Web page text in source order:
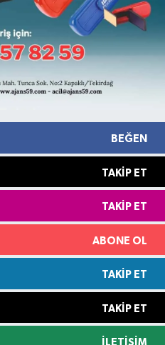
BEĞEN
TAKIP ET
TAKIP ET
ABONE OL
TAKIP ET
TAKIP ET
İLETIŞIM